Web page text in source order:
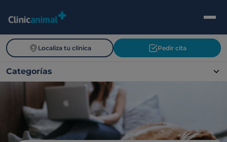
Localiza tu clínica Pedir cita
Categorías